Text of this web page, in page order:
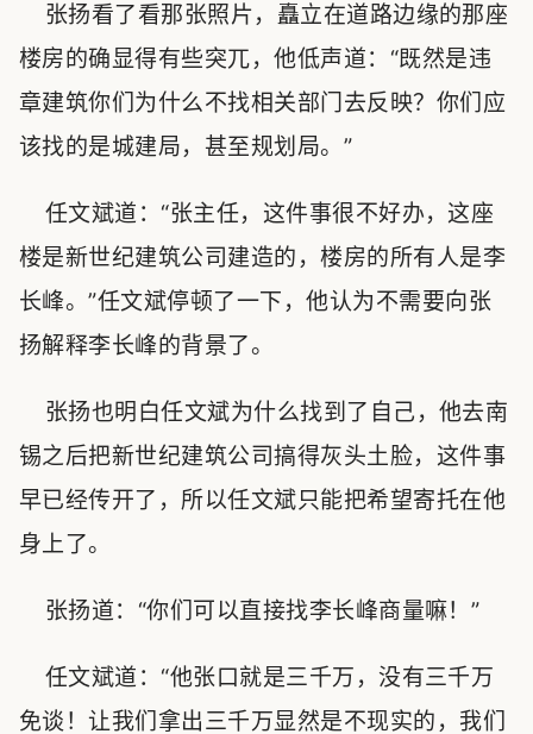
张扬看了看那张照片，矗立在道路边缘的那座
楼房的确显得有些突兀，他低声道：“既然是违
章建筑你们为什么不找相关部门去反映？你们应
该找的是城建局，甚至规划局。”
任文斌道：“张主任，这件事很不好办，这座
楼是新世纪建筑公司建造的，楼房的所有人是李
长峰。”任文斌停顿了一下，他认为不需要向张
扬解释李长峰的背景了。
张扬也明白任文斌为什么找到了自己，他去南
锡之后把新世纪建筑公司搞得灰头土脸，这件事
早已经传开了，所以任文斌只能把希望寄托在他
身上了。
张扬道：“你们可以直接找李长峰商量嘛！”
任文斌道：“他张口就是三千万，没有三千万
免谈！让我们拿出三千万显然是不现实的，我们